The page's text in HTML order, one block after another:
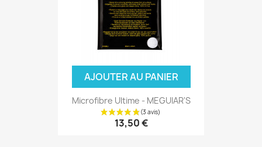
AJOUTER AU PANIER
Microfibre Ultime - MEGUIAR'S
13,50 €